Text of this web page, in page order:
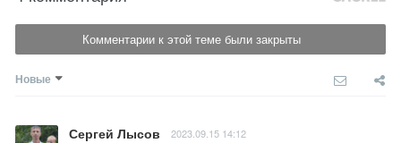
Комментарии к этой теме были закрыты
Новые
Сергей Лысов 2023.09.15 14:12